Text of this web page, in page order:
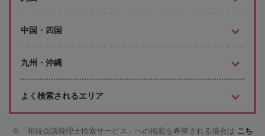
中国・四国
九州・沖縄
よく検索されるエリア
「相続会議税理士検索サービス」への掲載を希望される場合は こち